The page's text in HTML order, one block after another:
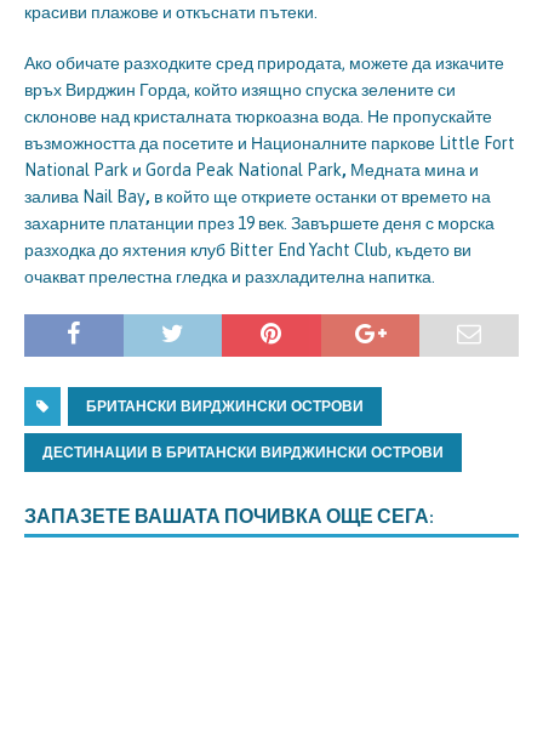
красиви плажове и откъснати пътеки.
Ако обичате разходките сред природата, можете да изкачите
връх Вирджин Горда, който изящно спуска зелените си
склонове над кристалната тюркоазна вода. Не пропускайте
възможността да посетите и Националните паркове Little Fort
National Park и Gorda Peak National Park, Медната мина и
залива Nail Bay, в който ще откриете останки от времето на
захарните платанции през 19 век. Завършете деня с морска
разходка до яхтения клуб Bitter End Yacht Club, където ви
очакват прелестна гледка и разхладителна напитка.
БРИТАНСКИ ВИРДЖИНСКИ ОСТРОВИ
ДЕСТИНАЦИИ В БРИТАНСКИ ВИРДЖИНСКИ ОСТРОВИ
ЗАПАЗЕТЕ ВАШАТА ПОЧИВКА ОЩЕ СЕГА: